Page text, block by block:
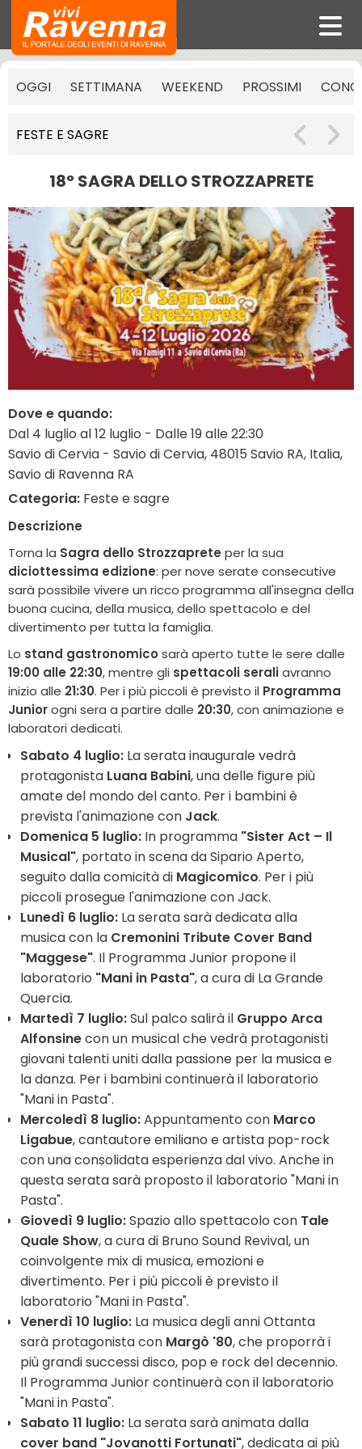
OGGI SETTIMANA WEEKEND PROSSIMI
FESTE E SAGRE
18° SAGRA DELLO STROZZAPRETE
Dove e quando:
Dal 4 luglio al 12 luglio - Dalle 19 alle 22:30
Savio di Cervia - Savio di Cervia, 48015 Savio RA, Italia,
Savio di Ravenna RA
Categoria: Feste e sagre
Descrizione
Torna la Sagra dello Strozzaprete per la sua
diciottessima edizione: per nove serate consecutive
sarà possibile vivere un ricco programma all'insegna della
buona cucina, della musica, dello spettacolo e del
divertimento per tutta la famiglia.
Lo stand gastronomico sarà aperto tutte le sere dalle
19:00 alle 22:30, mentre gli spettacoli seraliavranno
inizio alle 21:30. Per i più piccoli è previsto il Programma
Juniorogni sera a partire dalle 20:30, con animazione e
laboratori dedicati.
Sabato 4 luglio: La serata inaugurale vedrà
protagonista Luana Babini, una delle figure più
amate del mondo del canto. Per i bambini è
prevista l'animazione con Jack.
Domenica 5 luglio: In programma "Sister Act – Il
Musical", portato in scena da Sipario Aperto,
seguito dalla comicità di Magicomico. Per i più
piccoli prosegue l'animazione con Jack.
Lunedì 6 luglio: La serata sarà dedicata alla
musica con la Cremonini Tribute Cover Band
"Maggese". Il Programma Junior propone il
laboratorio "Mani in Pasta", a cura di La Grande
Quercia.
Martedì 7 luglio:Sul palco salirà il Gruppo Arca
Alfonsinecon un musical che vedrà protagonisti
giovani talenti uniti dalla passione per la musica e
la danza. Per i bambini continuerà il laboratorio
"Mani in Pasta".
Mercoledì 8 luglio:Appuntamento con Marco
Ligabue, cantautore emiliano e artista pop-rock
con una consolidata esperienza dal vivo. Anche in
questa serata sarà proposto il laboratorio "Mani in
Pasta".
Giovedì 9 luglio:Spazio allo spettacolo con Tale
Quale Show, a cura di Bruno Sound Revival, un
coinvolgente mix di musica, emozioni e
divertimento. Per i più piccoli è previsto il
laboratorio "Mani in Pasta".
Venerdì 10 luglio: La musica degli anni Ottanta
sarà protagonista con Margò '80, che proporrà i
più grandi successi disco, pop e rock del decennio.
Il Programma Junior continuerà con il laboratorio
"Mani in Pasta".
Sabato 11 luglio: La serata sarà animata dalla
cover band "Jovanotti Fortunati", dedicata ai più